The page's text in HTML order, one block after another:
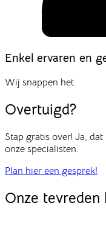
Enkel ervaren en
Wij snappen het.
Overtuigd?
Stap gratis over! Ja,
onze specialisten.
Plan hier een gesprek!
Onze tevreden